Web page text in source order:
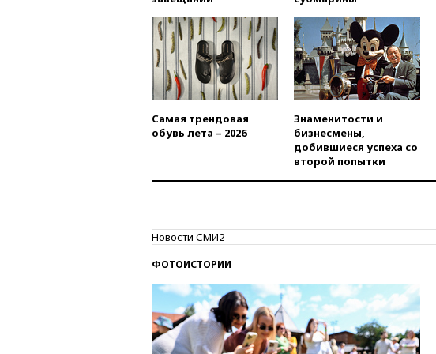
Самая трендовая
обувь лета – 2026
Знаменитости и
бизнесмены,
добившиеся успеха со
второй попытки
Новости СМИ2
ФОТОИСТОРИИ